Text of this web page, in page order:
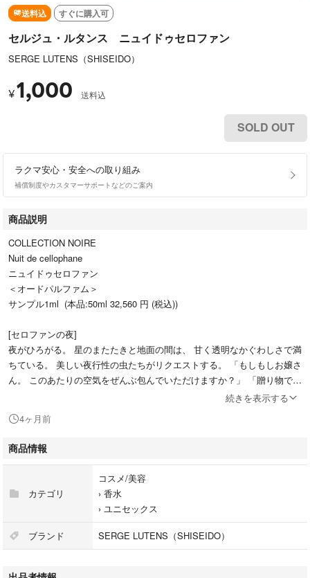
送料込 すぐに購入可
セルジュ・ルタンス ニュイドゥセロファン
SERGE LUTENS（SHISEIDO）
¥1,000 送料込
SOLD OUT
ラクマ安心・安全への取り組み
補償制度やカスタマーサポートなどのご案内
商品説明
COLLECTION NOIRE
Nuit de cellophane
ニュイドゥセロファン
＜オードパルファム＞
サンプル1ml (本品:50ml 32,560 円 (税込))
[セロファンの夜]
夜がひろがる。 星のまたたきと地面の間は、 甘く透明なかぐわしさで満
ちている。 美しい夜行性の虫たちがリクエストする。 「もしもしお嬢さ
ん。 このあたりの空気をぜんぶ包んでいただけますか？」 「贈り物です
[透明なホワイトフローラルの香り]
中国のキンモクセイ、マンダリン、ホワイトフラワー
成分；エタノール,香料,ＤＰＧ,水,ｔ－ブチルメトキシジベンゾイルメタ
ン,クエン酸トリス（テトラメチルヒドロキシピペリジノール）,紫４０１,
黄４,赤５０４,黄５
頂き物のため、入手時期不明です。
一度も開けていません。
続きを表示する
4ヶ月前
商品情報
カテゴリ
コスメ/美容
› 香水
› ユニセックス
ブランド SERGE LUTENS（SHISEIDO）